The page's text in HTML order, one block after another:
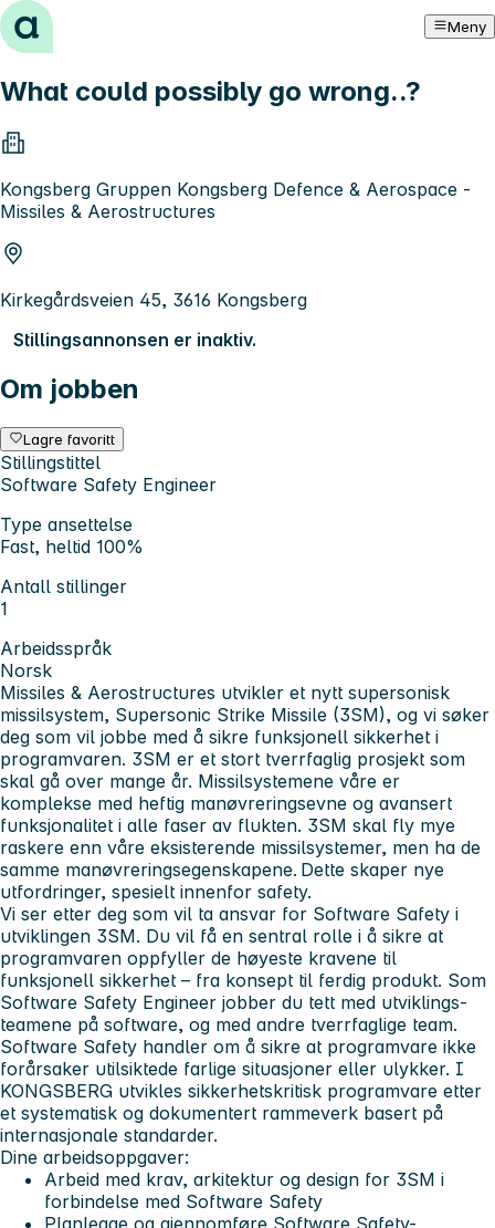
Hopp til innhold Meny
What could possibly go wrong..?
Kongsberg Gruppen Kongsberg Defence & Aerospace -
Missiles & Aerostructures
Kirkegårdsveien 45, 3616 Kongsberg
Stillingsannonsen er inaktiv.
Om jobben
Lagre favoritt
Stillingstittel
Software Safety Engineer
Type ansettelse
Fast, heltid 100%
Antall stillinger
1
Arbeidsspråk
Norsk
Missiles & Aerostructures utvikler et nytt supersonisk
missilsystem, Supersonic Strike Missile (3SM), og vi søker
deg som vil jobbe med å sikre funksjonell sikkerhet i
programvaren. 3SM er et stort tverrfaglig prosjekt som
skal gå over mange år. Missilsystemene våre er
komplekse med heftig manøvreringsevne og avansert
funksjonalitet i alle faser av flukten. 3SM skal fly mye
raskere enn våre eksisterende missilsystemer, men ha de
samme manøvreringsegenskapene. Dette skaper nye
utfordringer, spesielt innenfor safety.
Vi ser etter deg som vil ta ansvar for Software Safety i
utviklingen 3SM. Du vil få en sentral rolle i å sikre at
programvaren oppfyller de høyeste kravene til
funksjonell sikkerhet – fra konsept til ferdig produkt. Som
Software Safety Engineer jobber du tett med utviklings-
teamene på software, og med andre tverrfaglige team.
Software Safety handler om å sikre at programvare ikke
forårsaker utilsiktede farlige situasjoner eller ulykker. I
KONGSBERG utvikles sikkerhetskritisk programvare etter
et systematisk og dokumentert rammeverk basert på
internasjonale standarder.
Dine arbeidsoppgaver:
Arbeid med krav, arkitektur og design for 3SM i
forbindelse med Software Safety
Planlegge og gjennomføre Software Safety-